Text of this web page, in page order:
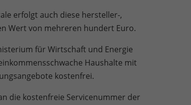
erfolgt auch diese hersteller-,
Wert von mehreren hundert Euro.
für Wirtschaft und Energie
Haushalte mit
kostenfrei.
die kostenfreie Servicenummer der